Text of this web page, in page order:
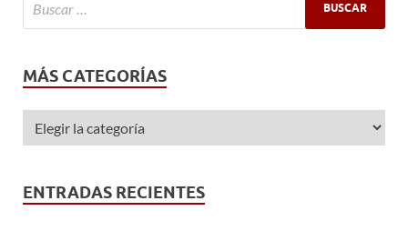
MÁS CATEGORÍAS
ENTRADAS RECIENTES